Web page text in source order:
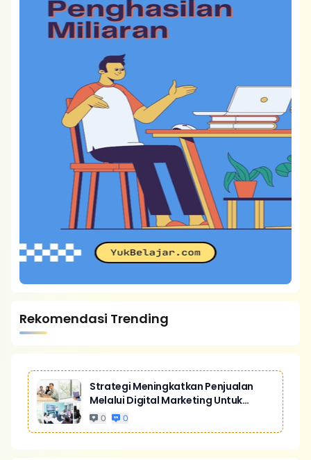
Rekomendasi Trending
Strategi Meningkatkan Penjualan
Melalui Digital Marketing Untuk
Bisnis Yang Lebih Kompetitif
0 0